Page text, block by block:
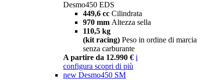
Desmo450 EDS
449,6 cc Cilindrata
970 mm Altezza sella
110,5 kg
(kit racing) Peso in ordine di marcia
senza carburante
A partire da 12.990 € i
configura scopri di più
new Desmo450 SM